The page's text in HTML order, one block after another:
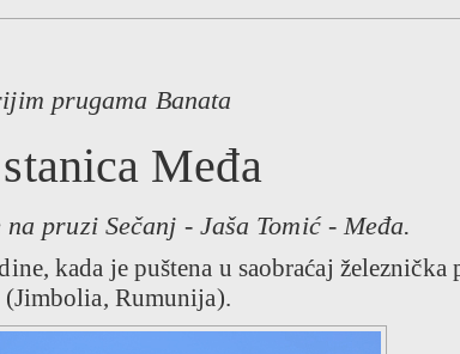
prugama Banata
Međa
pruzi Sečanj - Jaša Tomić - Međa.
kada je puštena u saobraćaj železnička
(Jimbolia, Rumunija).